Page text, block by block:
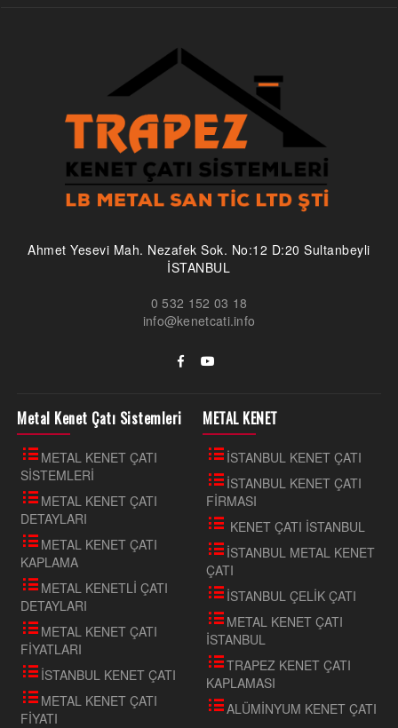
Ahmet Yesevi Mah. Nezafek Sok. No:12 D:20 Sultanbeyli
İSTANBUL
0 532 152 03 18
info@kenetcati.info
Metal Kenet Çatı Sistemleri
METAL KENET ÇATI
SİSTEMLERİ
METAL KENET ÇATI
DETAYLARI
METAL KENET ÇATI
KAPLAMA
METAL KENETLİ ÇATI
DETAYLARI
METAL KENET ÇATI
FİYATLARI
İSTANBUL KENET ÇATI
METAL KENET ÇATI
FİYATI
METAL KENET
İSTANBUL KENET ÇATI
İSTANBUL KENET ÇATI
FİRMASI
KENET ÇATI İSTANBUL
İSTANBUL METAL KENET
ÇATI
İSTANBUL ÇELİK ÇATI
METAL KENET ÇATI
İSTANBUL
TRAPEZ KENET ÇATI
KAPLAMASI
ALÜMİNYUM KENET ÇATI